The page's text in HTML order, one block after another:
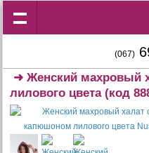
(067)
➜Женский махровый
лилового цвета(код